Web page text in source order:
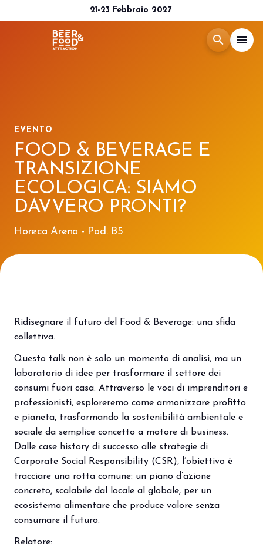
21-23 Febbraio 2027
search menu
Visita
Media Room
CATALOGO 2026
EVENTO
FOOD & BEVERAGE E
TRANSIZIONE
ECOLOGICA: SIAMO
DAVVERO PRONTI?
Horeca Arena - Pad. B5
Ridisegnare il futuro del Food & Beverage: una sfida
collettiva.
Questo talk non è solo un momento di analisi, ma un
laboratorio di idee per trasformare il settore dei
consumi fuori casa. Attraverso le voci di imprenditori e
professionisti, esploreremo come armonizzare profitto
e pianeta, trasformando la sostenibilità ambientale e
sociale da semplice concetto a motore di business.
Dalle case history di successo alle strategie di
Corporate Social Responsibility (CSR), l’obiettivo è
tracciare una rotta comune: un piano d’azione
concreto, scalabile dal locale al globale, per un
ecosistema alimentare che produce valore senza
consumare il futuro.
Relatore: